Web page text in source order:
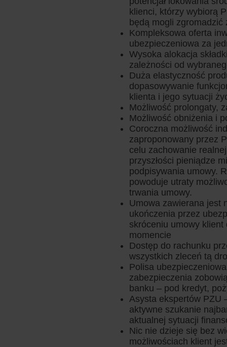
klienci, którzy wybiorą
będą mogli zgromadzić
Kompleksowa oferta
ubezpieczeniowa za
Wysoka alokacja
zależności od
Duża elastyczność
dopasowywanie
klienta i jego sytuacji
Możliwość prolongaty,
Możliwość obniżenia i
Coroczna możliwość
zaproponowany przez
celu zachowanie
przyszłości pieniądze
podpisywania umowy.
powoduje utraty
trwania umowy.
Umowa zawierana jest
ukończenia przez
skróceniu umowy
momencie
Dostęp do rachunku
wszystkich zleceń tą
Polisa
zabezpieczenia
banku – pod kredyt,
Asysta ekspertów PZU
aktywne szukanie
aktualnej sytuacji
Nic nie dzieje się bez
możliwościach klient